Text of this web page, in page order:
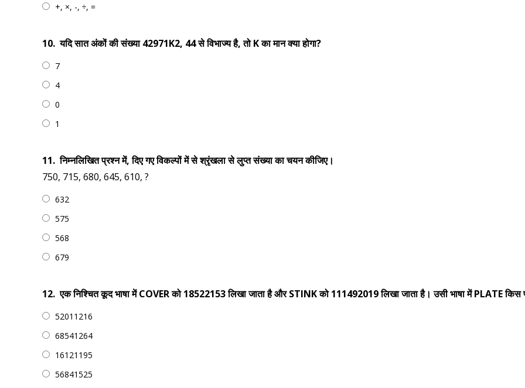
+, ×, -, ÷, =
10. यदि सात अंकों की संख्या 42971K2, 44 से विभाज्य है, तो K का मान क्‍या होगा?
7
4
0
1
11. निम्नलिखित प्रश्न में, दिए गए विकल्पों में से श्रृंखला से लुप्त संख्या का चयन कीजिए।
750, 715, 680, 645, 610, ?
632
575
568
679
12. एक निश्चित कूद भाषा में COVER को 18522153 लिखा जाता है और STINK को 111492019 लिखा जाता है। उसी भाषा में PLATE किस
52011216
68541264
16121195
56841525